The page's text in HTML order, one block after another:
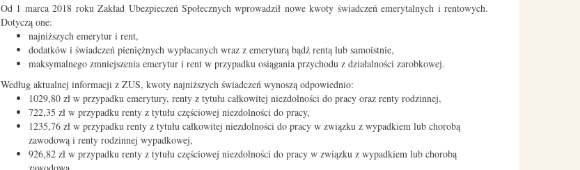
Od 1 marca 2018 roku Zakład Ubezpieczeń Społecznych wprowadził nowe kwoty świadczeń emerytalnych i rentowych.
Dotyczą one:
najniższych emerytur i rent,
dodatków i świadczeń pieniężnych wypłacanych wraz z emeryturą bądź rentą lub samoistnie,
maksymalnego zmniejszenia emerytur i rent w przypadku osiągania przychodu z działalności zarobkowej.
Według aktualnej informacji z ZUS, kwoty najniższych świadczeń wynoszą odpowiednio:
1029,80 zł w przypadku emerytury, renty z tytułu całkowitej niezdolności do pracy oraz renty rodzinnej,
722,35 zł w przypadku renty z tytułu częściowej niezdolności do pracy,
1235,76 zł w przypadku renty z tytułu całkowitej niezdolności do pracy w związku z wypadkiem lub chorobą
zawodową i renty rodzinnej wypadkowej,
926,82 zł w przypadku renty z tytułu częściowej niezdolności do pracy w związku z wypadkiem lub chorobą